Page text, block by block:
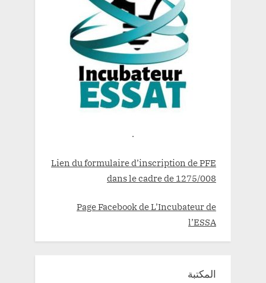
.
Lien du formulaire d’inscription de PFE
dans le cadre de 1275/008
Page Facebook de L’Incubateur de
l’ESSA
المكتبة